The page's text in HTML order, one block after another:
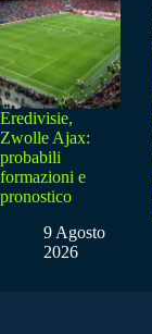
Eredivisie,
Zwolle Ajax:
probabili
formazioni e
pronostico
9 Agosto
2026